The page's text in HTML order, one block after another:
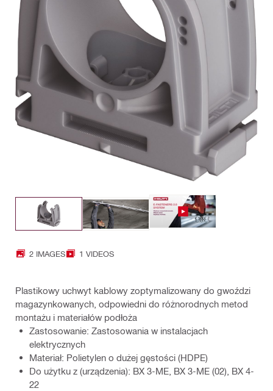
2 IMAGES 1 VIDEOS
Plastikowy uchwyt kablowy zoptymalizowany do gwoździ
magazynkowanych, odpowiedni do różnorodnych metod
montażu i materiałów podłoża
Zastosowanie: Zastosowania w instalacjach
elektrycznych
Materiał: Polietylen o dużej gęstości (HDPE)
Do użytku z (urządzenia): BX 3-ME, BX 3-ME (02), BX 4-
22